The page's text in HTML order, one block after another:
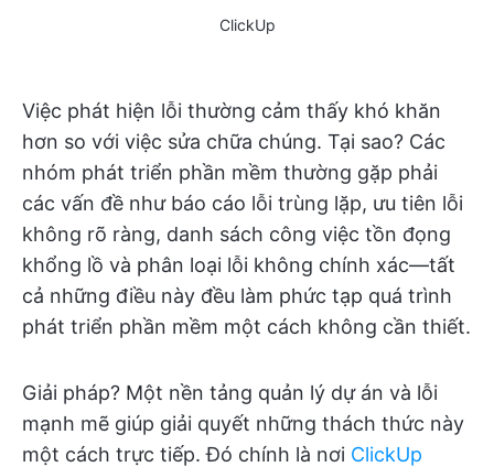
ClickUp
Việc phát hiện lỗi thường cảm thấy khó khăn
hơn so với việc sửa chữa chúng. Tại sao? Các
nhóm phát triển phần mềm thường gặp phải
các vấn đề như báo cáo lỗi trùng lặp, ưu tiên lỗi
không rõ ràng, danh sách công việc tồn đọng
khổng lồ và phân loại lỗi không chính xác—tất
cả những điều này đều làm phức tạp quá trình
phát triển phần mềm một cách không cần thiết.
Giải pháp? Một nền tảng quản lý dự án và lỗi
mạnh mẽ giúp giải quyết những thách thức này
một cách trực tiếp. Đó chính là nơi ClickUp